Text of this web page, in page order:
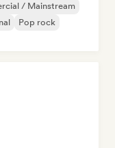
/ Mainstream
Pop rock